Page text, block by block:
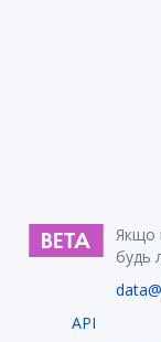
Якщо
будь
API